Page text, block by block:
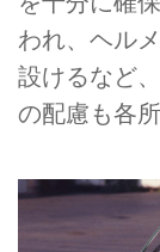
われ、ヘル
設けるなど
の配慮も各